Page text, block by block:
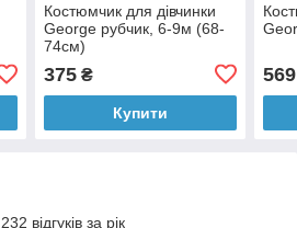
Костюмчик для дівчинки
George рубчик, 6-9м (68-
74см)
375₴
Купити
569
відгуків за рік